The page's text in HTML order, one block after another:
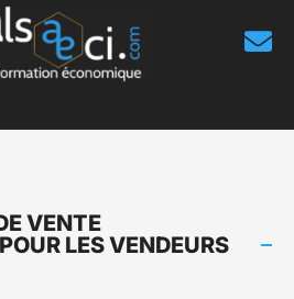
VENTE
LES VENDEURS